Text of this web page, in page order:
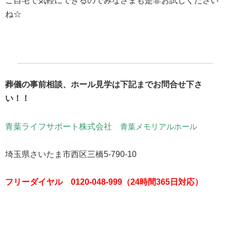
ね☆
葬儀の事前相談、ホール見学は下記までお問合せ下さ
い！！
青葉ライフサポート株式会社 青葉メモリアルホール
埼玉県さいたま市西区三橋5-790-10
フリーダイヤル 0120-048-999（24時間365日対応）